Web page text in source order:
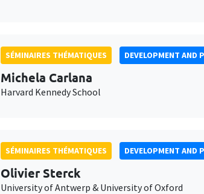
SÉMINAIRES THÉMATIQUES DEVELOPMENT AND
Michela Carlana
Harvard Kennedy School
SÉMINAIRES THÉMATIQUES DEVELOPMENT AND
Olivier Sterck
University of Antwerp & University of Oxford